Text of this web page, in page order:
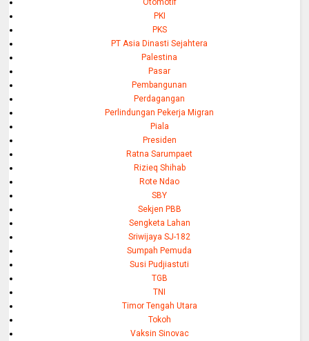
Otomotif
PKI
PKS
PT Asia Dinasti Sejahtera
Palestina
Pasar
Pembangunan
Perdagangan
Perlindungan Pekerja Migran
Piala
Presiden
Ratna Sarumpaet
Rizieq Shihab
Rote Ndao
SBY
Sekjen PBB
Sengketa Lahan
Sriwijaya SJ-182
Sumpah Pemuda
Susi Pudjiastuti
TGB
TNI
Timor Tengah Utara
Tokoh
Vaksin Sinovac